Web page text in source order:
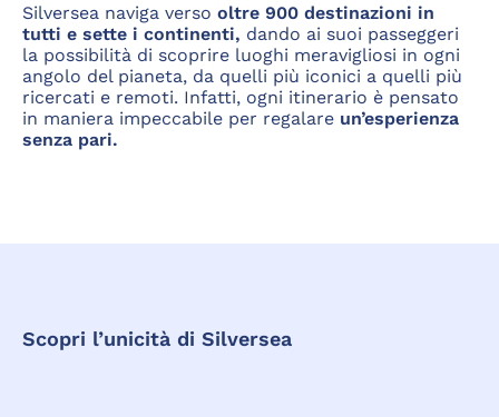
Silversea naviga verso oltre 900 destinazioni in
tutti e sette i continenti, dando ai suoi passeggeri
la possibilità di scoprire luoghi meravigliosi in ogni
angolo del pianeta, da quelli più iconici a quelli più
ricercati e remoti. Infatti, ogni itinerario è pensato
in maniera impeccabile per regalare un’esperienza
senza pari.
Scopri l’unicità di Silversea